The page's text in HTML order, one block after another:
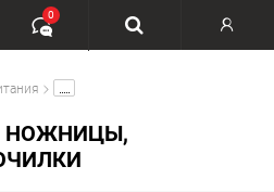
0
НОЖНИЦЫ,